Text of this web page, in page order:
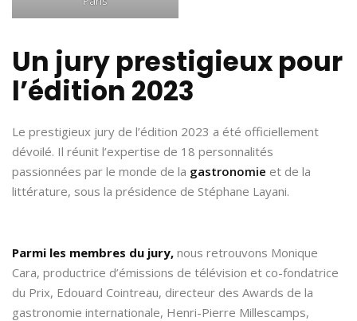
Un juryprestigieuxpour
l’édition 2023
Le prestigieux jury de l’édition 2023 a été officiellement
dévoilé. Il réunit l’expertise de 18 personnalités
passionnées par le monde de la gastronomie et de la
littérature, sous la présidence de Stéphane Layani.
Parmi les membres du jury, nous retrouvons Monique
Cara, productrice d’émissions de télévision et co-fondatrice
du Prix, Edouard Cointreau, directeur des Awards de la
gastronomie internationale, Henri-Pierre Millescamps,